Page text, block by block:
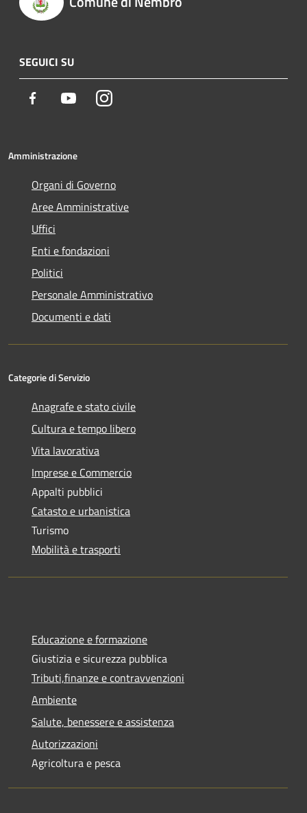
SEGUICI SU
Facebook YoutubeInstagram
Amministrazione
Organi di Governo
Aree Amministrative
Uffici
Enti e fondazioni
Politici
Personale Amministrativo
Documenti e dati
Categorie di Servizio
Anagrafe e stato civile
Cultura e tempo libero
Vita lavorativa
Imprese e Commercio
Appalti pubblici
Catasto e urbanistica
Turismo
Mobilità e trasporti
Educazione e formazione
Giustizia e sicurezza pubblica
Tributi,finanze e contravvenzioni
Ambiente
Salute, benessere e assistenza
Autorizzazioni
Agricoltura e pesca